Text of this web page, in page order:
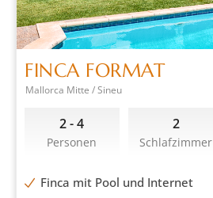
FINCA FORMAT
Mallorca Mitte / Sineu
2 - 4
Personen
2
Schlafzimmer
Finca mit Pool und Internet